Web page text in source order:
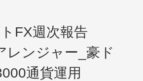
FX週次報告
レンジャー_豪ド
通貨運用